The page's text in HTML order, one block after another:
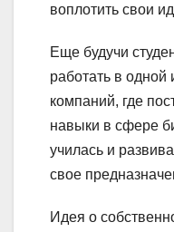
воплотить свои
Еще будучи
работать в одной
компаний, где
навыки в сфере
училась и
свое
Идея о